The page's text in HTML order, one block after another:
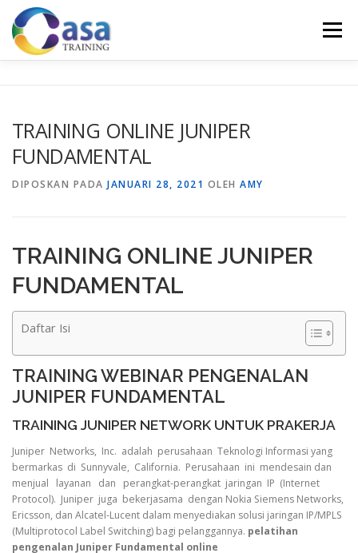
Lompat
konten
Menu
KONTAK KAMI SERTIFIKASI
TRAINING ONLINE JUNIPER
FUNDAMENTAL
DIPOSKAN PADA JANUARI 28, 2021 OLEH AMY
TRAINING ONLINE JUNIPER
FUNDAMENTAL
Daftar Isi
TRAINING WEBINAR PENGENALAN
JUNIPER FUNDAMENTAL
TRAINING JUNIPER NETWORK UNTUK PRAKERJA
Juniper Networks, Inc. adalah perusahaan Teknologi Informasi yang
bermarkas di Sunnyvale, California. Perusahaan ini mendesain dan
menjual layanan dan perangkat-perangkat jaringan IP (Internet
Protocol). Juniper juga bekerjasama dengan Nokia Siemens Networks,
Ericsson, dan Alcatel-Lucent dalam menyediakan solusi jaringan IP/MPLS
(Multiprotocol Label Switching) bagi pelanggannya. pelatihan
pengenalan Juniper Fundamental online